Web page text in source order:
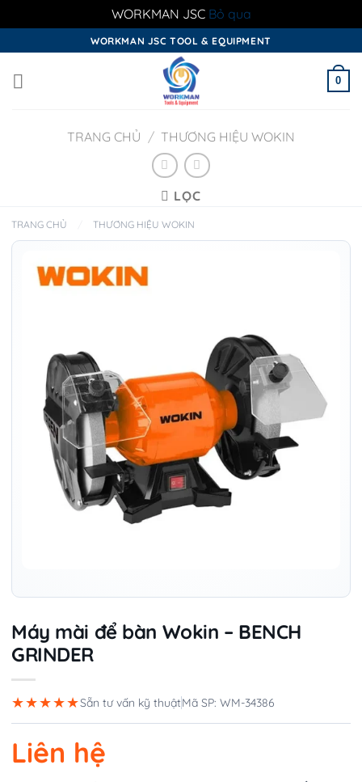
WORKMAN JSC Bỏ qua
to
content
WORKMAN JSC TOOL & EQUIPMENT
0
TRANG CHỦ / THƯƠNG HIỆU WOKIN
LỌC
TRANG CHỦ THƯƠNG HIỆU WOKIN
Máy mài để bàn Wokin – BENCH
GRINDER
★★★★★Sẵn tư vấn kỹ thuậtMã SP: WM-34386
Liên hệ